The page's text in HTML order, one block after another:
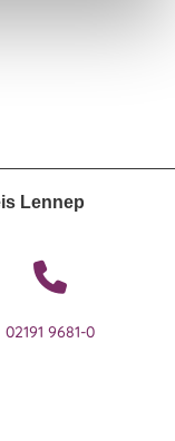
Lennep
02191 9681-0